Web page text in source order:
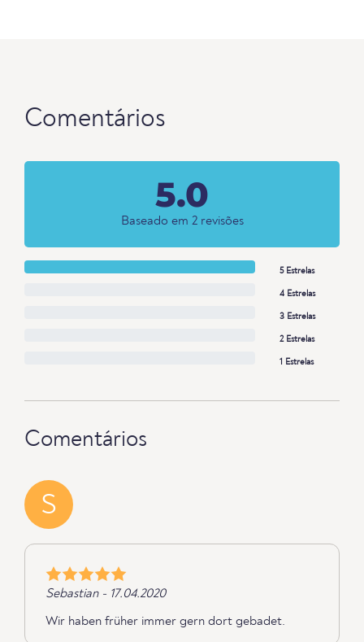
Comentários
5.0
Baseado em 2 revisões
5 Estrelas
4 Estrelas
3 Estrelas
2 Estrelas
1 Estrelas
Comentários
S
Sebastian - 17.04.2020
Wir haben früher immer gern dort gebadet.